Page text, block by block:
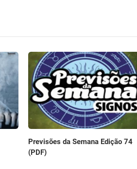
Previsões da Semana Edição 74
(PDF)